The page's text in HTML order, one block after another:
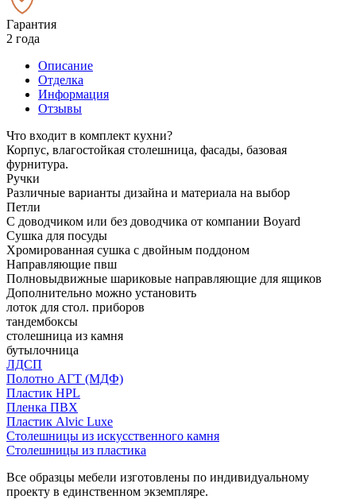
Гарантия
2 года
Описание
Отделка
Информация
Отзывы
Что входит в комплект кухни?
Корпус, влагостойкая столешница, фасады, базовая
фурнитура.
Ручки
Различные варианты дизайна и материала на выбор
Петли
С доводчиком или без доводчика от компании Boyard
Сушка для посуды
Хромированная сушка с двойным поддоном
Направляющие пвш
Полновыдвижные шариковые направляющие для ящиков
Дополнительно можно установить
лоток для стол. приборов
тандембоксы
столешница из камня
бутылочница
ЛДСП
Полотно АГТ (МДФ)
Пластик HPL
Пленка ПВХ
Пластик Alvic Luxe
Столешницы из искусственного камня
Столешницы из пластика
Все образцы мебели изготовлены по индивидуальному
проекту в единственном экземпляре.